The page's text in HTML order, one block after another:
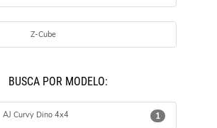
Z-Cube
BUSCÁ POR MODELO:
1
AJ Curvy Dino 4x4